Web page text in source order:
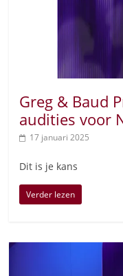
Greg & Baud
audities voor
17 januari 2025
Dit is je kans
Verder lezen